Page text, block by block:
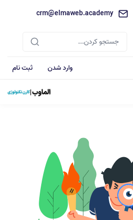
crm@elmaweb.academy
وارد شدن ثبت نام